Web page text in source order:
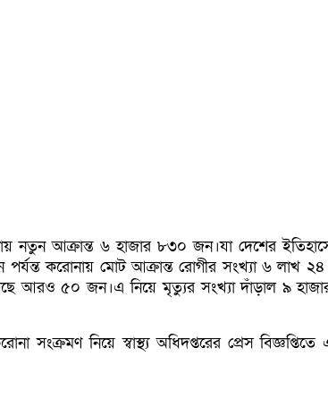
নতুন আক্রান্ত ৬ হাজার ৮৩০ জন।যা দেশের
পর্যন্ত করোনায় মোট আক্রান্ত রোগীর সংখ্যা ৬ লাখ ২৪
আরও ৫০ জন।এ নিয়ে মৃত্যুর সংখ্যা দাঁড়াল ৯
সংক্রমণ নিয়ে স্বাস্থ্য অধিদপ্তরের প্রেস